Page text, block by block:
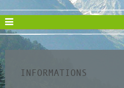
INFORMATIONS